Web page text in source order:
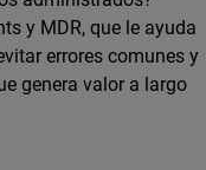
y MDR, que le ayuda
errores comunes y
genera valor a largo